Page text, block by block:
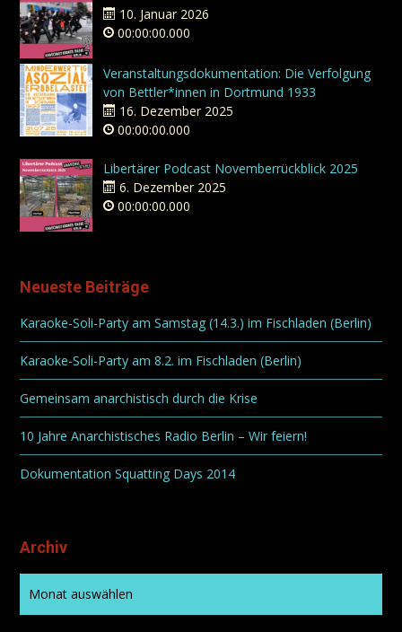
10. Januar 2026
00:00:00.000
Veranstaltungsdokumentation: Die Verfolgung
von Bettler*innen in Dortmund 1933
16. Dezember 2025
00:00:00.000
Libertärer Podcast Novemberrückblick 2025
6. Dezember 2025
00:00:00.000
Neueste Beiträge
Karaoke-Soli-Party am Samstag (14.3.) im Fischladen (Berlin)
Karaoke-Soli-Party am 8.2. im Fischladen (Berlin)
Gemeinsam anarchistisch durch die Krise
10 Jahre Anarchistisches Radio Berlin – Wir feiern!
Dokumentation Squatting Days 2014
Archiv